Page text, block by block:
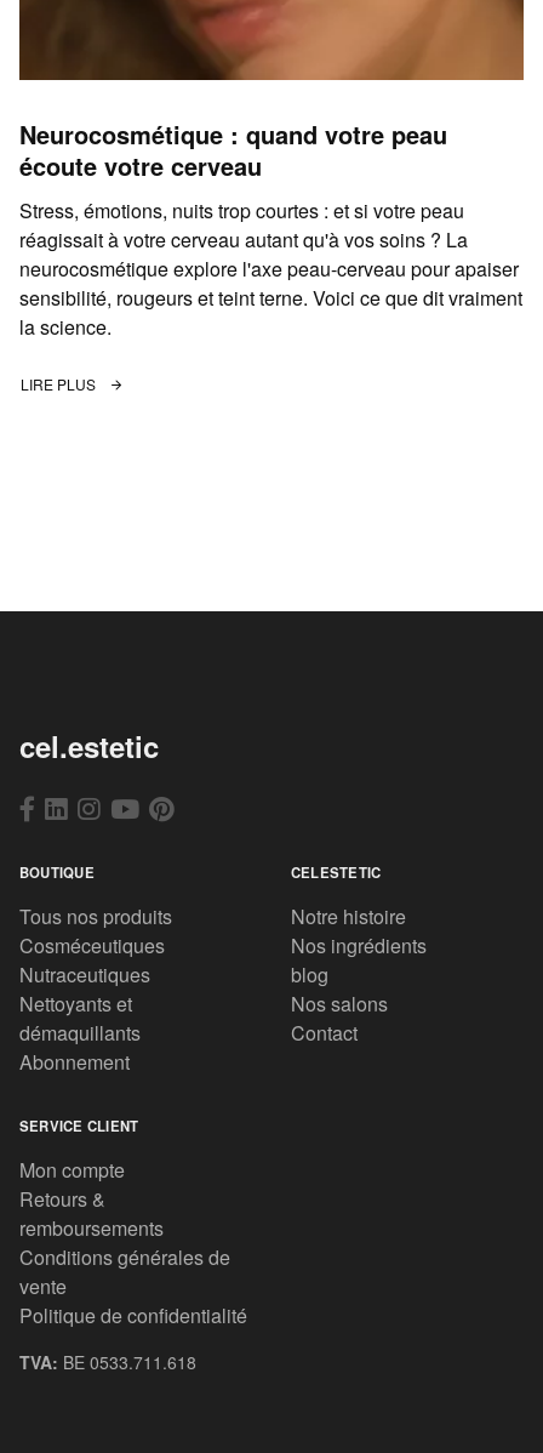
Neurocosmétique : quand votre peau
écoute votre cerveau
Stress, émotions, nuits trop courtes : et si votre peau
réagissait à votre cerveau autant qu'à vos soins ? La
neurocosmétique explore l'axe peau-cerveau pour apaiser
sensibilité, rougeurs et teint terne. Voici ce que dit vraiment
la science.
LIRE PLUS
cel.estetic
BOUTIQUE
Tous nos produits
Cosméceutiques
Nutraceutiques
Nettoyants et
démaquillants
Abonnement
CELESTETIC
Notre histoire
Nos ingrédients
blog
Nos salons
Contact
SERVICE CLIENT
Mon compte
Retours &
remboursements
Conditions générales de
vente
Politique de confidentialité
TVA: BE 0533.711.618